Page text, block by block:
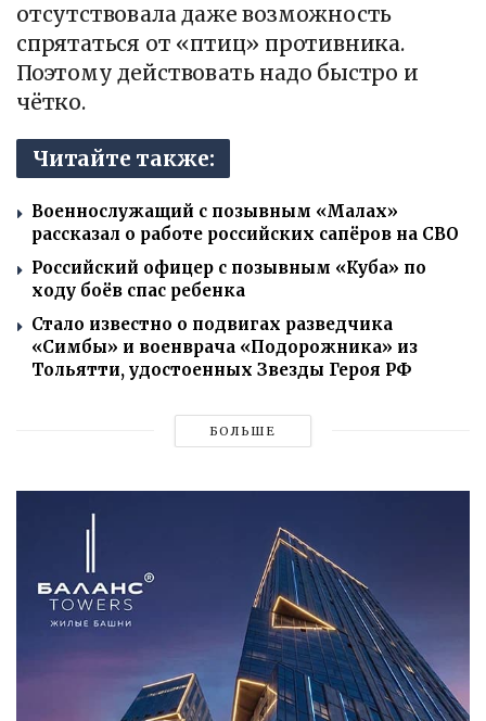
отсутствовала даже возможность
спрятаться от «птиц» противника.
Поэтому действовать надо быстро и
чётко.
Читайте также:
Военнослужащий с позывным «Малах»
рассказал о работе российских сапёров на СВО
Российский офицер с позывным «Куба» по
ходу боёв спас ребенка
Стало известно о подвигах разведчика
«Симбы» и военврача «Подорожника» из
Тольятти, удостоенных Звезды Героя РФ
БОЛЬШЕ